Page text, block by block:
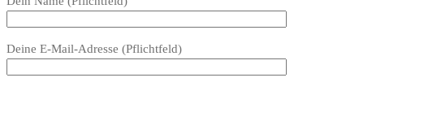
Feld
Deine E-Mail-Adresse (Pflichtfeld)